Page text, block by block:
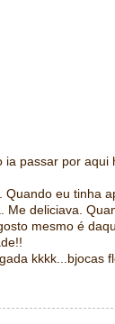
ia passar por
eu tinha
Me deliciava.
mesmo é
kkkk...bjocas